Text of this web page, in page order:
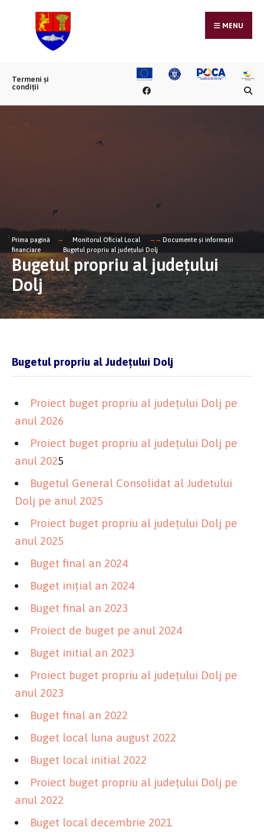
MENU
Termeni și
condiții
Prima pagină Monitorul Oficial Local
Documente și informații
financiare
Bugetul propriu al județului Dolj
Bugetul propriu al județului
Dolj
Bugetul propriu al Județului Dolj
Proiect buget propriu al județului Dolj pe
anul 2026
Proiect buget propriu al județului Dolj pe
anul 2025
Bugetul General Consolidat al Judetului
Dolj pe anul 2025
Proiect buget propriu al județului Dolj pe
anul 2025
Buget final an 2024
Buget inițial an 2024
Buget final an 2023
Proiect de buget pe anul 2024
Buget initial an 2023
Proiect buget propriu al județului Dolj pe
anul 2023
Buget final an 2022
Buget local luna august 2022
Buget local initial 2022
Proiect buget propriu al județului Dolj pe
anul 2022
Buget local decembrie 2021